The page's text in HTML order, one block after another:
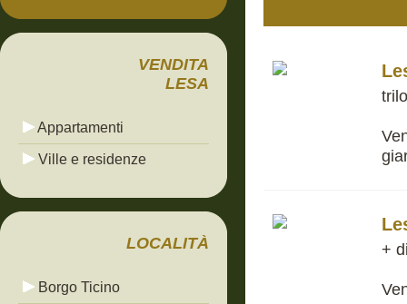
VENDITA
LESA
Appartamenti
Ville e residenze
LOCALITÀ
Borgo Ticino
+